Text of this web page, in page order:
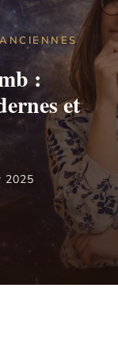
:
et
2025